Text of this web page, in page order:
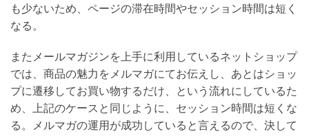
も少ないため、ページの滞在時間やセッション時間は短く
なる。
またメールマガジンを上手に利用しているネットショップ
では、商品の魅力をメルマガにてお伝えし、あとはショッ
プに遷移してお買い物するだけ、という流れにしているた
め、上記のケースと同じように、セッション時間は短くな
る。メルマガの運用が成功していると言えるので、決して